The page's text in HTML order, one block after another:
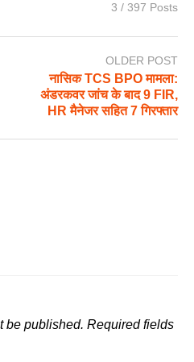
3 / 397 Posts
OLDER POST
नासिक TCS BPO मामला:
अंडरकवर जांच के बाद 9 FIR,
HR मैनेजर सहित 7 गिरफ्तार
be published. Required fields